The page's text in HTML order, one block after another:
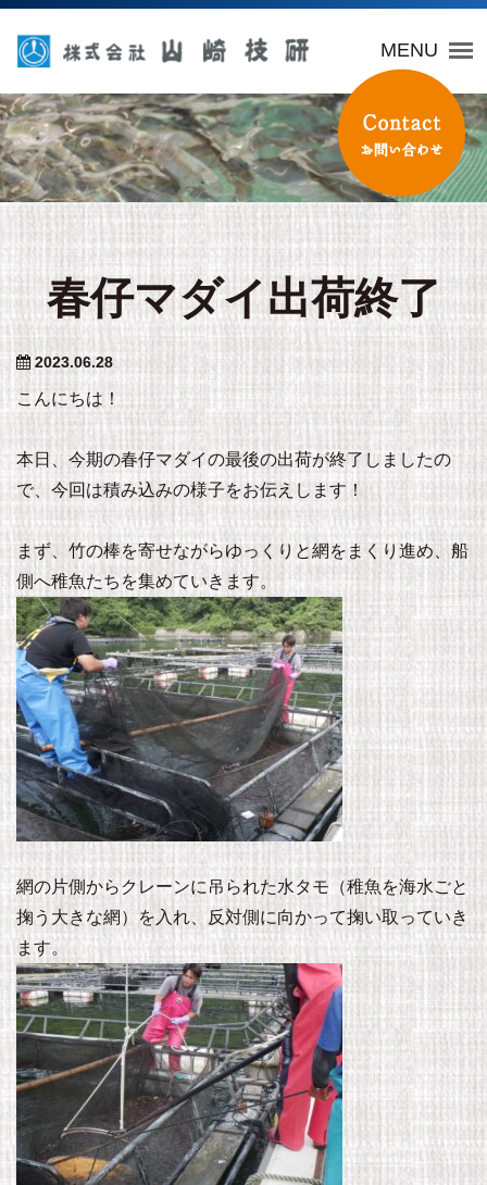
MENU
春仔マダイ出荷終了
2023.06.28
こんにちは！
本日、今期の春仔マダイの最後の出荷が終了しましたの
で、今回は積み込みの様子をお伝えします！
まず、竹の棒を寄せながらゆっくりと網をまくり進め、船
側へ稚魚たちを集めていきます。
網の片側からクレーンに吊られた水タモ（稚魚を海水ごと
掬う大きな網）を入れ、反対側に向かって掬い取っていき
ます。